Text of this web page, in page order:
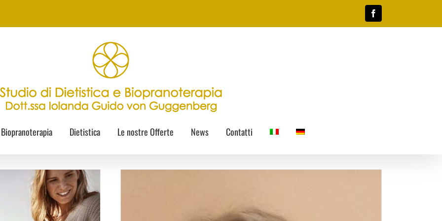
Biopranoterapia Dietistica Le nostre Offerte News Contatti